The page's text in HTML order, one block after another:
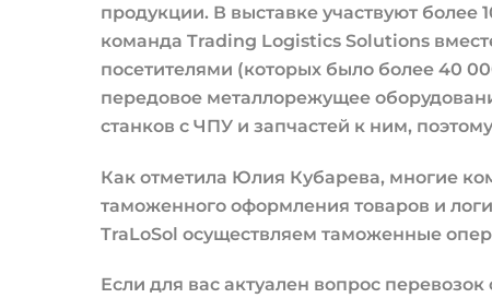
продукции. В выставке участвуют более
команда Trading Logistics Solutions
посетителями (которых было более 40
передовое металлорежущее
станков с ЧПУ и запчастей к ним,
Как отметила Юлия Кубарева, многие
таможенного оформления товаров и
TraLoSol осуществляем таможенные
Если для вас актуален вопрос